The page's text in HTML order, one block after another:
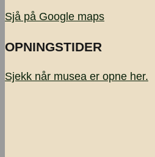
Sjå på Google maps
OPNINGSTIDER
Sjekk når musea er opne her.